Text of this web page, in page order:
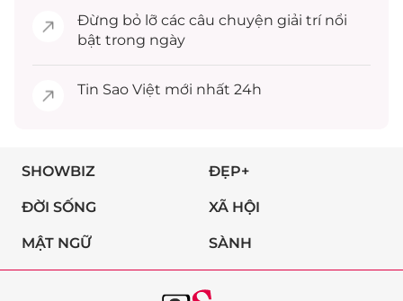
Đừng bỏ lỡ các câu chuyện giải trínổi
bật trong ngày
Tin Sao Việt mới nhất 24h
SHOWBIZ ĐẸP+
ĐỜI SỐNG XÃ HỘI
MẬT NGỮ SÀNH